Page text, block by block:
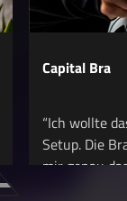
Capital Bra
“Ich wollte
Setup. Die
mir genau